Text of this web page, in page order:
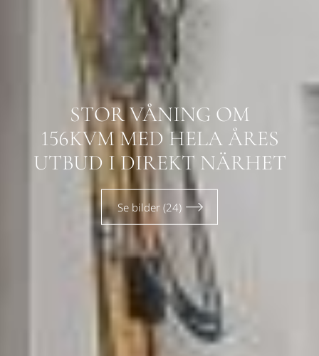
STOR VÅNING OM
156KVM MED HELA ÅRES
UTBUD I DIREKT NÄRHET
Se bilder (24)